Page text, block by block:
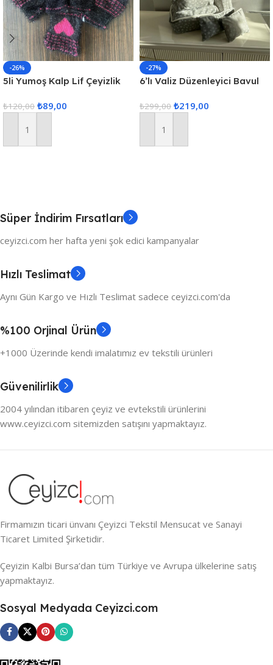
-26%
5li Yumoş Kalp Lif Çeyizlik
₺120,00 ₺89,00
Sepete Ekle
-27%
6’lı Valiz Düzenleyici Bavul
Hurcu
₺299,00 ₺219,00
Sepete Ekle
Süper İndirim Fırsatları
ceyizci.com her hafta yeni şok edici kampanyalar
Hızlı Teslimat
Aynı Gün Kargo ve Hızlı Teslimat sadece ceyizci.com'da
%100 Orjinal Ürün
+1000 Üzerinde kendi imalatımız ev tekstili ürünleri
Güvenilirlik
2004 yılından itibaren çeyiz ve evtekstili ürünlerini
www.ceyizci.com sitemizden satışını yapmaktayız.
Firmamızın ticari ünvanı Çeyizci Tekstil Mensucat ve Sanayi
Ticaret Limited Şirketidir.
Çeyizin Kalbi Bursa’dan tüm Türkiye ve Avrupa ülkelerine satış
yapmaktayız.
Sosyal Medyada Ceyizci.com